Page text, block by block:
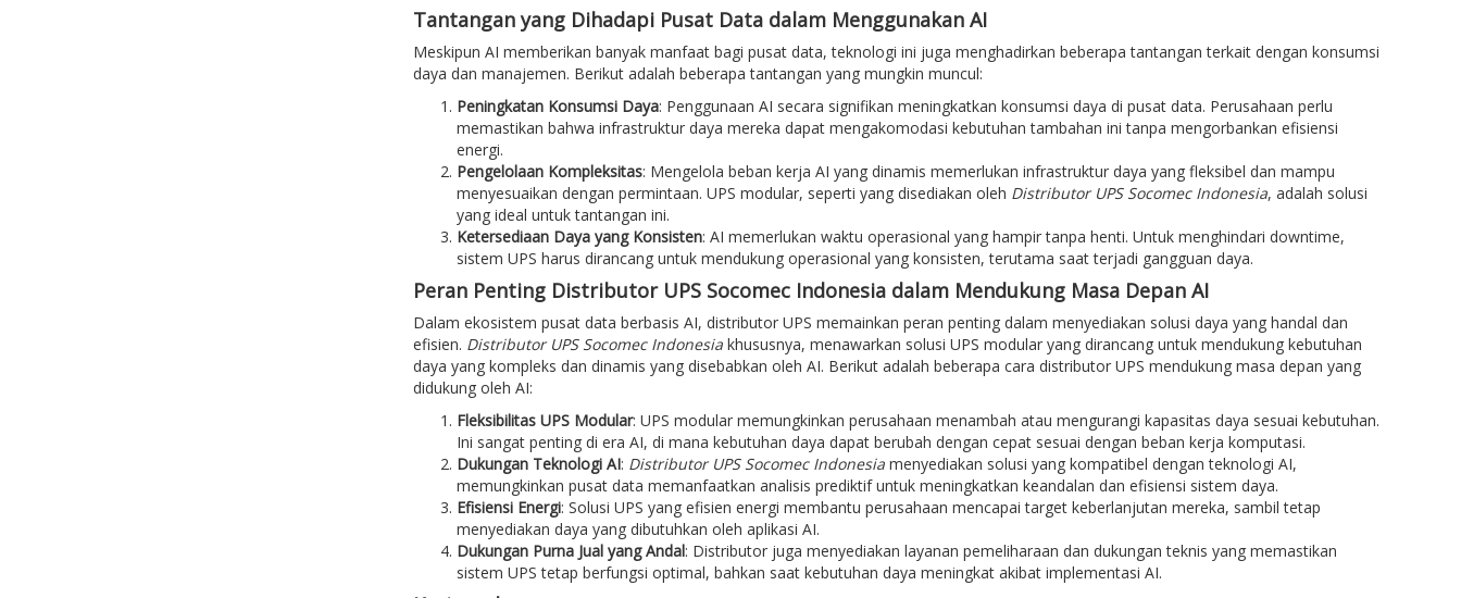
Tantangan yang Dihadapi Pusat Data dalam Menggunakan AI
Meskipun AI memberikan banyak manfaat bagi pusat data, teknologi ini juga menghadirkan beberapa tantangan terkait dengan konsumsi
daya dan manajemen. Berikut adalah beberapa tantangan yang mungkin muncul:
Peningkatan Konsumsi Daya: Penggunaan AI secara signifikan meningkatkan konsumsi daya di pusat data. Perusahaan perlu
memastikan bahwa infrastruktur daya mereka dapat mengakomodasi kebutuhan tambahan ini tanpa mengorbankan efisiensi
energi.
Pengelolaan Kompleksitas: Mengelola beban kerja AI yang dinamis memerlukan infrastruktur daya yang fleksibel dan mampu
menyesuaikan dengan permintaan. UPS modular, seperti yang disediakan oleh Distributor UPS Socomec Indonesia, adalah solusi
yang ideal untuk tantangan ini.
Ketersediaan Daya yang Konsisten: AI memerlukan waktu operasional yang hampir tanpa henti. Untuk menghindari downtime,
sistem UPS harus dirancang untuk mendukung operasional yang konsisten, terutama saat terjadi gangguan daya.
Peran Penting Distributor UPS Socomec Indonesia dalam Mendukung Masa Depan AI
Dalam ekosistem pusat data berbasis AI, distributor UPS memainkan peran penting dalam menyediakan solusi daya yang handal dan
efisien. Distributor UPS Socomec Indonesiakhususnya, menawarkan solusi UPS modular yang dirancang untuk mendukung kebutuhan
daya yang kompleks dan dinamis yang disebabkan oleh AI. Berikut adalah beberapa cara distributor UPS mendukung masa depan yang
didukung oleh AI:
Fleksibilitas UPS Modular: UPS modular memungkinkan perusahaan menambah atau mengurangi kapasitas daya sesuai kebutuhan.
Ini sangat penting di era AI, di mana kebutuhan daya dapat berubah dengan cepat sesuai dengan beban kerja komputasi.
Dukungan Teknologi AI: Distributor UPS Socomec Indonesiamenyediakan solusi yang kompatibel dengan teknologi AI,
memungkinkan pusat data memanfaatkan analisis prediktif untuk meningkatkan keandalan dan efisiensi sistem daya.
Efisiensi Energi: Solusi UPS yang efisien energi membantu perusahaan mencapai target keberlanjutan mereka, sambil tetap
menyediakan daya yang dibutuhkan oleh aplikasi AI.
Dukungan Purna Jual yang Andal: Distributor juga menyediakan layanan pemeliharaan dan dukungan teknis yang memastikan
sistem UPS tetap berfungsi optimal, bahkan saat kebutuhan daya meningkat akibat implementasi AI.